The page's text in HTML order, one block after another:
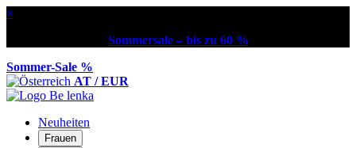
×
Sommersale – bis zu 60 %
Sommer-Sale %
AT / EUR
Neuheiten
Frauen